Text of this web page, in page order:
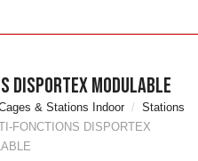
DISPORTEX MODULABLE
& Stations Indoor
Stations
FONCTIONS DISPORTEX